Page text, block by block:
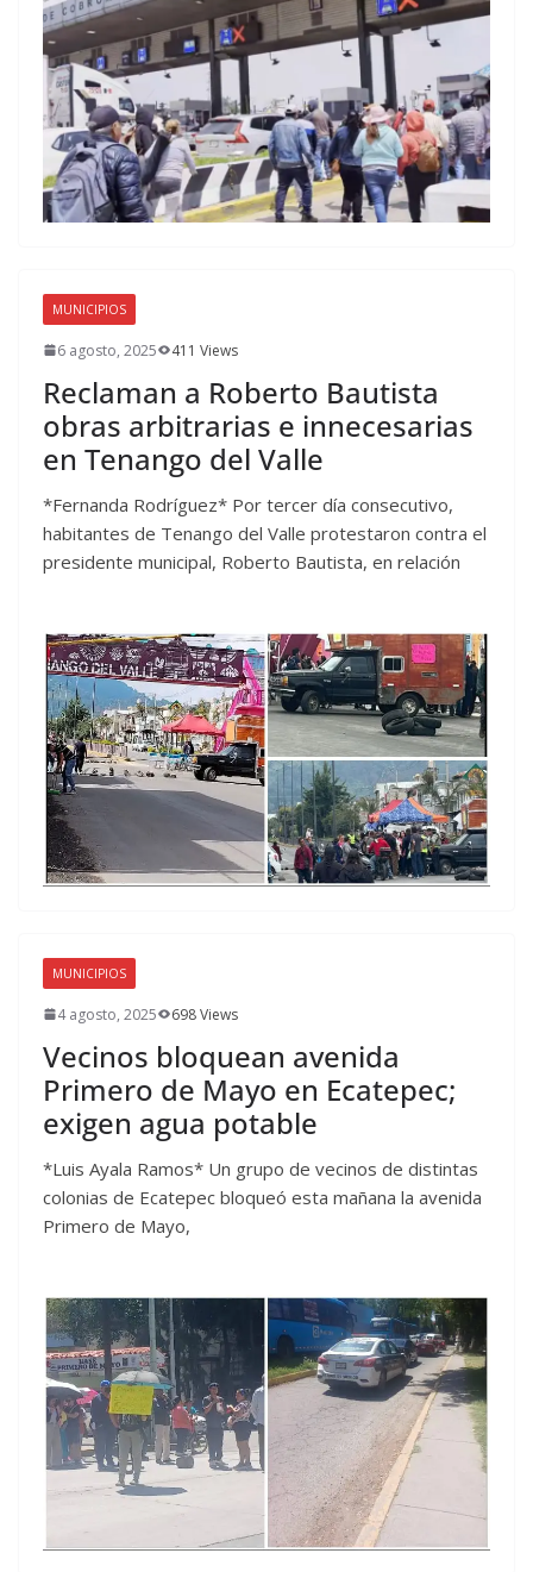
MUNICIPIOS
6 agosto, 2025 411 Views
Reclaman a Roberto Bautista
obras arbitrarias e innecesarias
en Tenango del Valle
*Fernanda Rodríguez* Por tercer día consecutivo,
habitantes de Tenango del Valle protestaron contra el
presidente municipal, Roberto Bautista, en relación
MUNICIPIOS
4 agosto, 2025 698 Views
Vecinos bloquean avenida
Primero de Mayo en Ecatepec;
exigen agua potable
*Luis Ayala Ramos* Un grupo de vecinos de distintas
colonias de Ecatepec bloqueó esta mañana la avenida
Primero de Mayo,